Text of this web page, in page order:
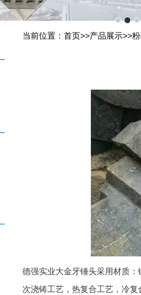
当前位置： 首页>>产品展示>>
德强实业大金牙锤头采用材质
次浇铸工艺，热复合工艺，冷